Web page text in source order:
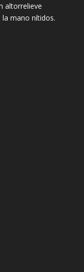
altorrelieve
mano nítidos.